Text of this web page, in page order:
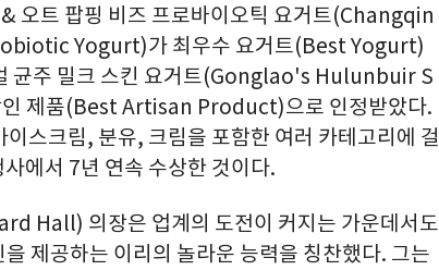
오트 팝핑 비즈 프로바이오틱 요거트(Changqin
Yogurt)가 최우수 요거트(Best Yogurt)
균주 밀크 스킨 요거트(Gonglao's Hulunbuir S
제품(Best Artisan Product)으로 인정받았다.
스크림, 분유, 크림을 포함한 여러 카테고리에 걸
에서 7년 연속 수상한 것이다.
Hall) 의장은 업계의 도전이 커지는 가운데서도
제공하는 이리의 놀라운 능력을 칭찬했다. 그는